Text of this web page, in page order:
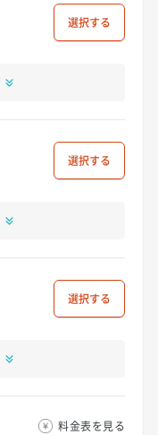
選択
選択
選択
料金表を見る